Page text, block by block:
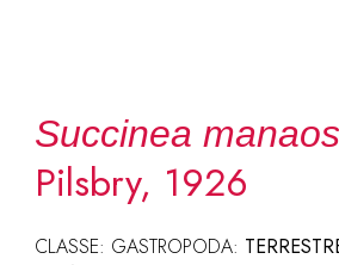
Succinea
Pilsbry, 1926
CLASSE: GASTROPODA: